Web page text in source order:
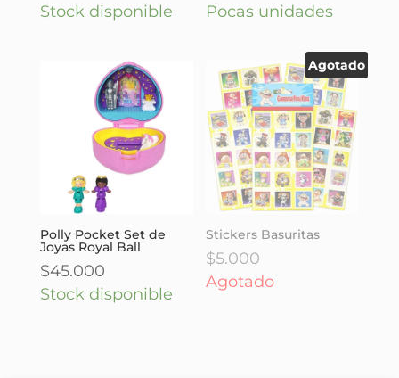
Stock disponible
Pocas unidades
Polly Pocket Set de
Joyas Royal Ball
$45.000
Stock disponible
Agotado
Stickers Basuritas
$5.000
Agotado